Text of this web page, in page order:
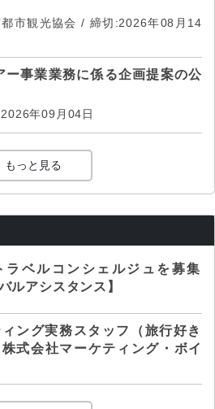
市観光協会 / 締切:2026年08月14
ー事業業務に係る企画提案の公
年09月04日
もっと見る
ラベルコンシェルジュを募集
ルアシスタンス】
ング実務スタッフ（旅行好き
式会社マーケティング・ボイ